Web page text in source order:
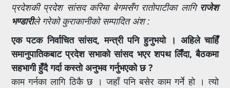
प्रदेशकी प्रदेश सांसद करिमा बेगमसँग रातोपाटीका लागि राजेश
भण्डारीले गरेको कुराकानीको सम्पादित अंश :
एक पटक निर्वाचित सांसद, मन्त्री पनि हुनुभयो । अहिले चाहिँ
समानुपातिकबाट प्रदेश सभाको सांसद भएर शपथ लिँदा, बैठकमा
सहभागी हुँदै गर्दा कस्तो अनुभव गर्नुभएको छ ?
काम गर्नका लागि ठिकै छ । जहाँ पनि बसेर काम गर्ने हो । त्यो